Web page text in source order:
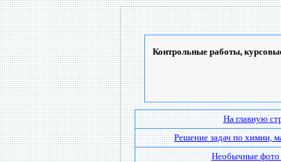
Контрольные работы,
На главную
Решение задач по химии,
Необычные фото